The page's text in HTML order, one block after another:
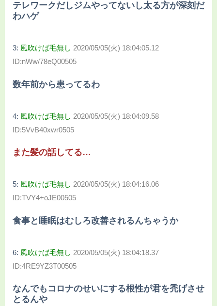
テレワークだしジムやってないし太る方が深刻だ
わハゲ
3: 風吹けば毛無し 2020/05/05(火) 18:04:05.12
ID:nWw/78eQ00505
数年前から患ってるわ
4: 風吹けば毛無し 2020/05/05(火) 18:04:09.58
ID:5VvB40xwr0505
また髪の話してる…
5: 風吹けば毛無し 2020/05/05(火) 18:04:16.06
ID:TVY4+oJE00505
食事と睡眠はむしろ改善されるんちゃうか
6: 風吹けば毛無し 2020/05/05(火) 18:04:18.37
ID:4RE9YZ3T00505
なんでもコロナのせいにする根性が君を禿げさせ
とるんや